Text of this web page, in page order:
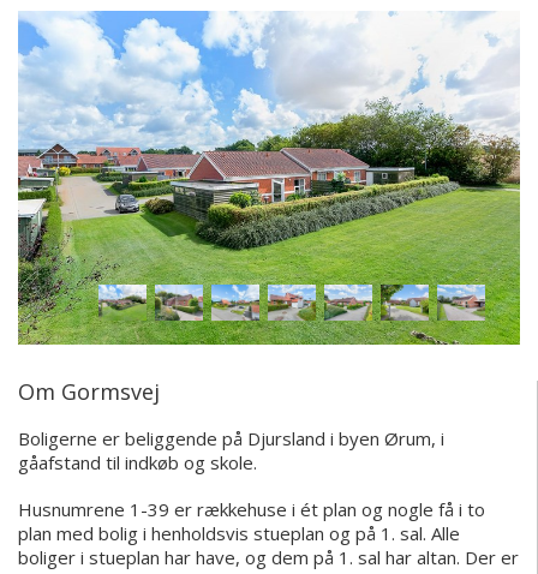
Om Gormsvej
Boligerne er beliggende på Djursland i byen Ørum, i
gåafstand til indkøb og skole.
Husnumrene 1-39 er rækkehuse i ét plan og nogle få i to
plan med bolig i henholdsvis stueplan og på 1. sal. Alle
boliger i stueplan har have, og dem på 1. sal har altan. Der er